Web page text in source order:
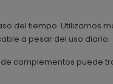
del tiempo. Utilizamos
a pesar del uso diario.
complementos puede